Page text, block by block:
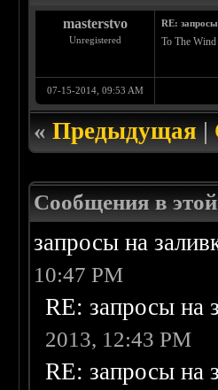
masterstvo
Unregistered
RE:
To The
07-15-2014, 09:53 AM
«Предыдущая|
Сообщения в
запросы на
10:47 PM
RE: запросы на
2013, 12:43 PM
RE: запросы на